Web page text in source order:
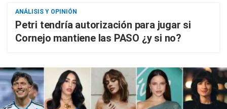
ANÁLISIS Y OPINIÓN
Petri tendría autorización para jugar si
Cornejo mantiene las PASO ¿y si no?